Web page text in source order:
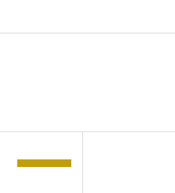
-69%